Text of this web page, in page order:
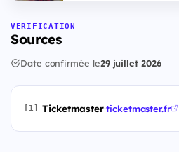
VÉRIFICATION
Sources
Date confirmée le29 juillet 2026
[1] Ticketmaster·ticketmaster.fr